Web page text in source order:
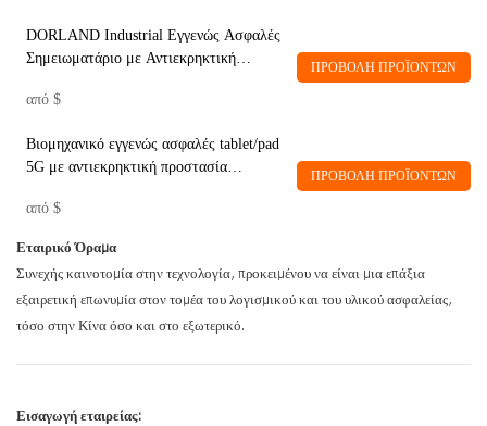
DORLAND Industrial Εγγενώς Ασφαλές
Σημειωματάριο με Αντιεκρηκτική
από $
ΠΡΟΒΟΛΉ ΠΡΟΪΌΝΤΩΝ
Βιομηχανικό εγγενώς ασφαλές tablet/pad
5G με αντιεκρηκτική προστασία
από $
ΠΡΟΒΟΛΉ ΠΡΟΪΌΝΤΩΝ
Εταιρικό Όραμα
Συνεχής καινοτομία στην τεχνολογία, προκειμένου να είναι μια επάξια
εξαιρετική επωνυμία στον τομέα του λογισμικού και του υλικού ασφαλείας,
τόσο στην Κίνα όσο και στο εξωτερικό.
Εισαγωγή εταιρείας: